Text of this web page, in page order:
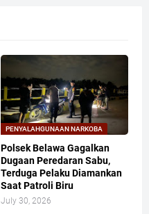
PENYALAHGUNAAN NARKOBA
Polsek Belawa Gagalkan
Dugaan Peredaran Sabu,
Terduga Pelaku Diamankan
Saat Patroli Biru
July 30, 2026